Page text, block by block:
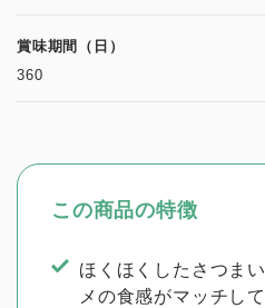
賞味期間（日）
360
この商品の特徴
ほくほくしたさつま
メの食感がマッチし